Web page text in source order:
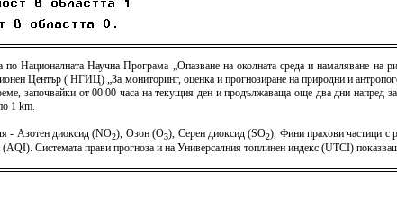
Националната Научна Програма „Опазване на околната среда и намаляване на
Център ( НГИЦ) „За мониторинг, оценка и прогнозиране на природни и
започвайки от 00:00 часа на текущия ден и продължаваща още два дни напред
1 km.
- Азотен диоксид (NO2), Озон (O3), Серен диоксид (SO2), Фини прахови частици с
(AQI). Системата прави прогноза и на Универсалния топлинен индекс (UTCI)